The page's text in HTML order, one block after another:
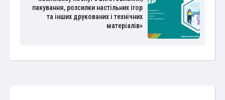
пакування, розсилки настільних ігор
та інших друкованих і технічних
матеріалів»